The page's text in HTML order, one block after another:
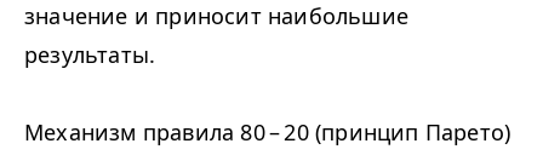
значение и приносит наибольшие
результаты.
Механизм правила 80 – 20 (принцип Парето)